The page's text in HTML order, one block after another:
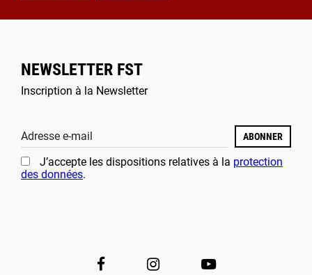
NEWSLETTER FST
Inscription à la Newsletter
Adresse e-mail ABONNER
J’accepte les dispositions relatives à la protection
des données.